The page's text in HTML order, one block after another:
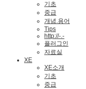
기초
중급
개념.용어
Tips
http://-.-
플러그인
자료실
XE
XE소개
기초
중급